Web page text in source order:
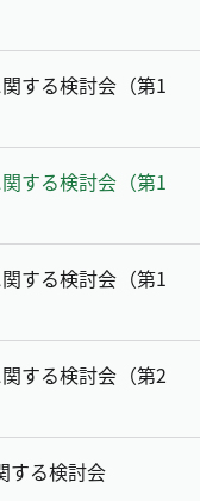
する検討会（第1
する検討会（第1
する検討会（第1
する検討会（第2
る検討会